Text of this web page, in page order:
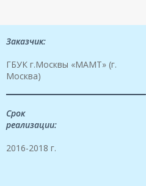
Заказчик:
ГБУК г.Москвы «МАМТ» (г.
Москва)
Срок
реализации:
2016-2018 г.